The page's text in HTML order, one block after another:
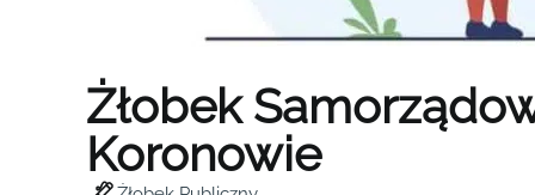
Żłobek
Koronowie